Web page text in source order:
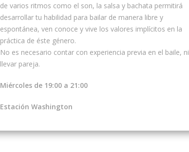
de varios ritmos como el son, la salsa y bachata permitirá
desarrollar tu habilidad para bailar de manera libre y
espontánea, ven conoce y vive los valores implícitos en la
práctica de éste género.
No es necesario contar con experiencia previa en el baile, ni
llevar pareja.
Miércoles de 19:00 a 21:00
Estación Washington